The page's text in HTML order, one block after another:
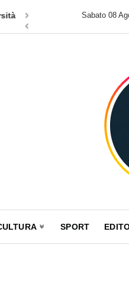
Milano, Via Toce:Sabato 08
SPORT